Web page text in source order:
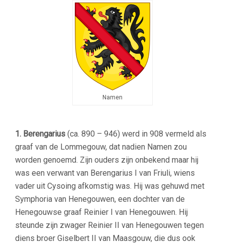
Namen
1. Berengarius (ca. 890 – 946) werd in 908 vermeld als
graaf van de Lommegouw, dat nadien Namen zou
worden genoemd. Zijn ouders zijn onbekend maar hij
was een verwant van Berengarius I van Friuli, wiens
vader uit Cysoing afkomstig was. Hij was gehuwd met
Symphoria van Henegouwen, een dochter van de
Henegouwse graaf Reinier I van Henegouwen. Hij
steunde zijn zwager Reinier II van Henegouwen tegen
diens broer Giselbert II van Maasgouw, die dus ook